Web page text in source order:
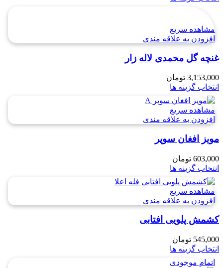
مشاهده سریع
افزودن به علاقه مندی
غنچه گل محمدی لاله زار
3,153,000 تومان
انتخاب گزینه ها
مشاهده سریع
افزودن به علاقه مندی
مویز افغان سوپر
603,000 تومان
انتخاب گزینه ها
مشاهده سریع
افزودن به علاقه مندی
کشمش پلویی افتابی
545,000 تومان
انتخاب گزینه ها
اتمام موجودی